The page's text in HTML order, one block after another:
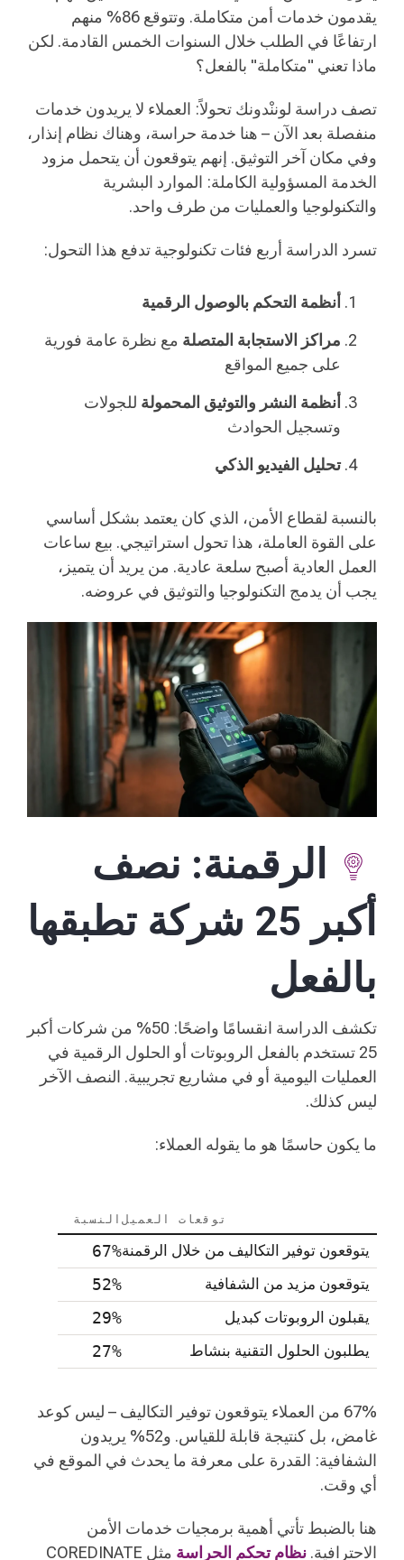
يقدمون خدمات أمن متكاملة. وتتوقع 86% منهم
ارتفاعًا في الطلب خلال السنوات الخمس القادمة. لكن
ماذا تعني "متكاملة" بالفعل؟
تصف دراسة لوننْدونك تحولاً: العملاء لا يريدون خدمات
منفصلة بعد الآن – هنا خدمة حراسة، وهناك نظام إنذار،
وفي مكان آخر التوثيق. إنهم يتوقعون أن يتحمل مزود
الخدمة المسؤولية الكاملة: الموارد البشرية
والتكنولوجيا والعمليات من طرف واحد.
تسرد الدراسة أربع فئات تكنولوجية تدفع هذا التحول:
أنظمة التحكم بالوصول الرقمية
مراكز الاستجابة المتصلة مع نظرة عامة فورية
على جميع المواقع
أنظمة النشر والتوثيق المحمولة للجولات
وتسجيل الحوادث
تحليل الفيديو الذكي
بالنسبة لقطاع الأمن، الذي كان يعتمد بشكل أساسي
على القوة العاملة، هذا تحول استراتيجي. بيع ساعات
العمل العادية أصبح سلعة عادية. من يريد أن يتميز،
يجب أن يدمج التكنولوجيا والتوثيق في عروضه.
الرقمنة: نصف
أكبر 25 شركة تطبقها
بالفعل
تكشف الدراسة انقسامًا واضحًا: 50% من شركات أكبر
25 تستخدم بالفعل الروبوتات أو الحلول الرقمية في
العمليات اليومية أو في مشاريع تجريبية. النصف الآخر
ليس كذلك.
ما يكون حاسمًا هو ما يقوله العملاء:
توقعات العميل النسبة
يتوقعون توفير التكاليف من خلال الرقمنة67%
يتوقعون مزيد من الشفافية 52%
يقبلون الروبوتات كبديل 29%
يطلبون الحلول التقنية بنشاط 27%
67% من العملاء يتوقعون توفير التكاليف – ليس كوعد
غامض، بل كنتيجة قابلة للقياس. و52% يريدون
الشفافية: القدرة على معرفة ما يحدث في الموقع في
أي وقت.
هنا بالضبط تأتي أهمية برمجيات خدمات الأمن
الاحترافية. نظام تحكم الحراسة
مثل COREDINATE